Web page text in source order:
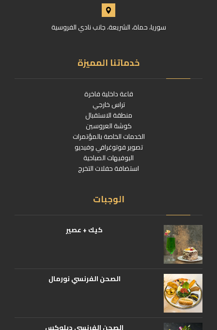
سوريا، حماة، الشريعة، جانب نادي الفروسية
خدماتنا المميزة
قاعة داخلية فاخرة
تراس خارجي
منطقة الاستقبال
كوشة العروسين
الخدمات الخاصة بالمؤتمرات
تصوير فوتوغرافي وفيديو
البوفيهات الصباحية
استضافة حفلات التخرج
الوجبات
كيك + عصير
الصحن الفرنسي نورمال